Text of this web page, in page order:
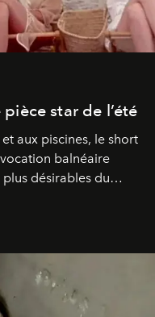
star de l’été
aux piscines, le short
balnéaire
désirables du